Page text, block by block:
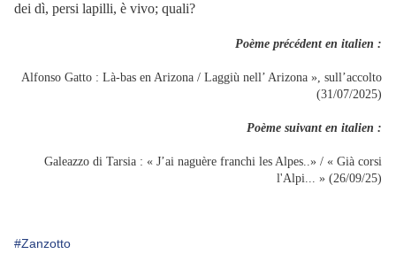
dei dì, persi lapilli, è vivo; quali?
Poème précédent en italien :
Alfonso Gatto : Là-bas en Arizona / Laggiù nell’ Arizona », sull’accolto
(31/07/2025)
Poème suivant en italien :
Galeazzo di Tarsia : « J’ai naguère franchi les Alpes..» / « Già corsi
l'Alpi... » (26/09/25)
#Zanzotto